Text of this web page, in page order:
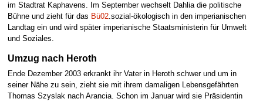
im Stadtrat Kaphavens. Im September wechselt Dahlia die politische
Bühne und zieht für das Bü02.sozial-ökologisch in den imperianischen
Landtag ein und wird später imperianische Staatsministerin für Umwelt
und Soziales.
Umzug nach Heroth
Ende Dezember 2003 erkrankt ihr Vater in Heroth schwer und um in
seiner Nähe zu sein, zieht sie mit ihrem damaligen Lebensgefährten
Thomas Szyslak nach Arancia. Schon im Januar wird sie Präsidentin